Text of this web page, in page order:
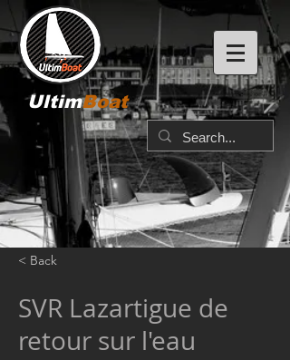
UltimBoat
< Back
SVR Lazartigue de
retour sur l'eau